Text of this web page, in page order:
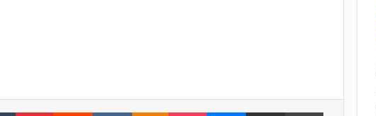
Tumblr Pinterest Reddit VKontakte Odnoklassniki Pocket Messenger Compartir por correo electrónico